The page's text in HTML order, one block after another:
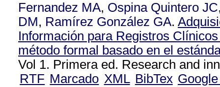
Fernandez MA, Ospina Quintero JC
DM, Ramírez González GA.
Información para Registros
método formal basado en el
Vol 1. Primera ed. Research and
RTF Marcado XML BibTex